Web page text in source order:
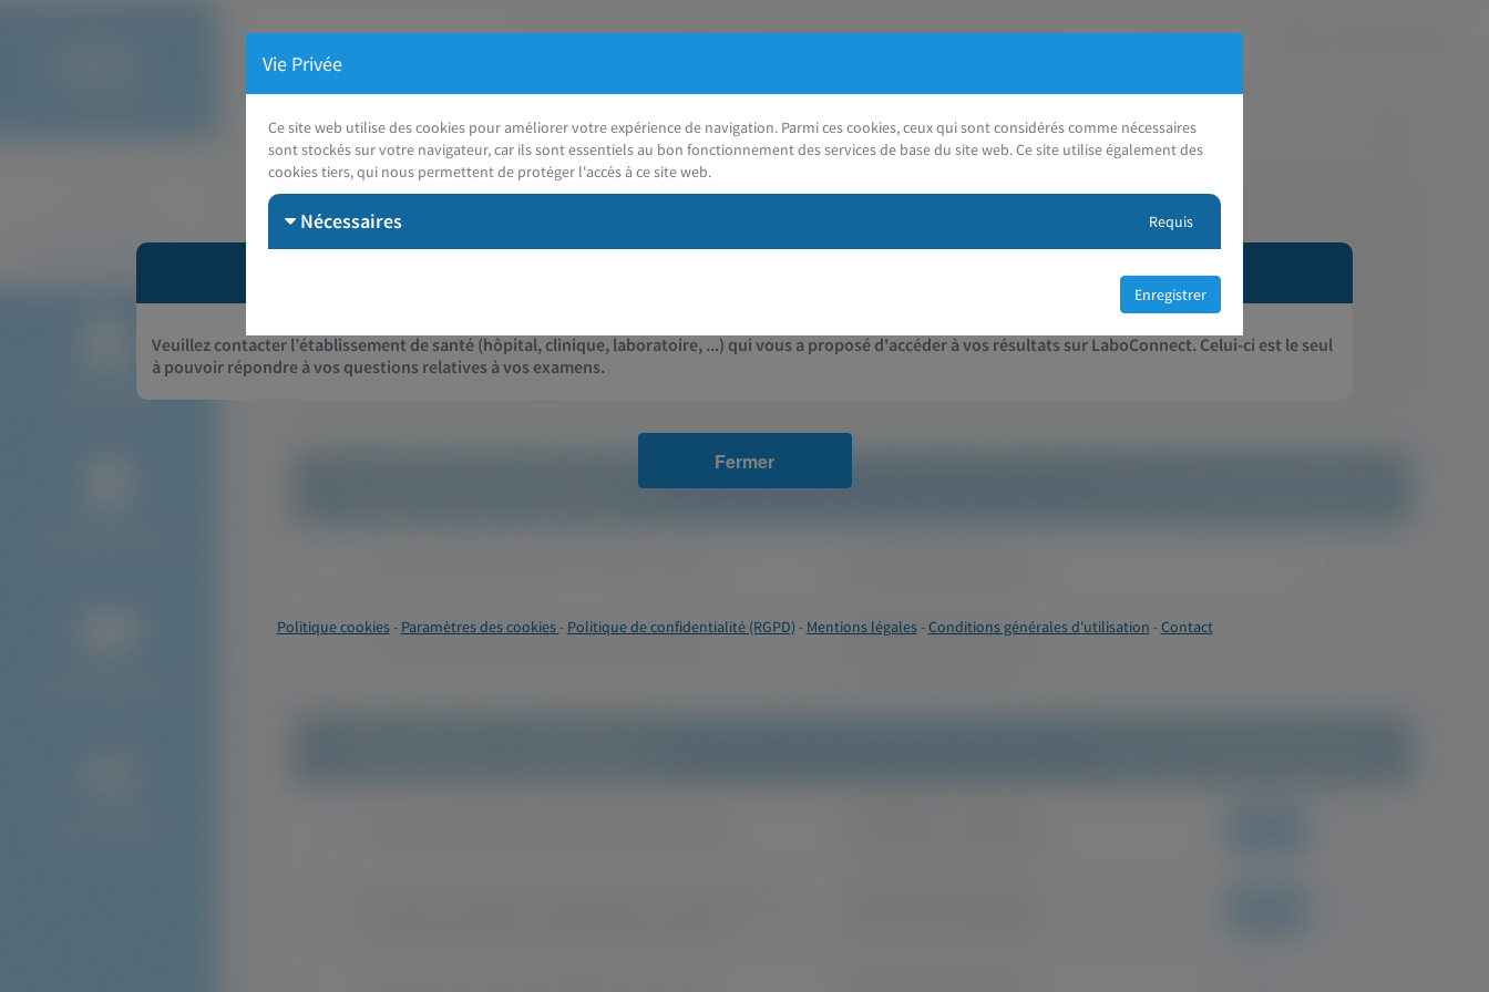
Veuillez contacter l’établissement de santé (hôpital, clinique, laboratoire, ...) qui vous a proposé d'accéder à vos résultats sur LaboConnect. Celui-ci est le seul
à pouvoir répondre à vos questions relatives à vos examens.
Fermer
Politique cookies- Paramètres des cookies- Politique de confidentialité (RGPD) - Mentions légales-Conditions générales d'utilisation -Contact
Vie Privée
Ce site web utilise des cookies pour améliorer votre expérience de navigation. Parmi ces cookies, ceux qui sont considérés comme nécessaires
sont stockés sur votre navigateur, car ils sont essentiels au bon fonctionnement des services de base du site web. Ce site utilise également des
cookies tiers, qui nous permettent de protéger l'accès à ce site web.
Nécessaires Requis